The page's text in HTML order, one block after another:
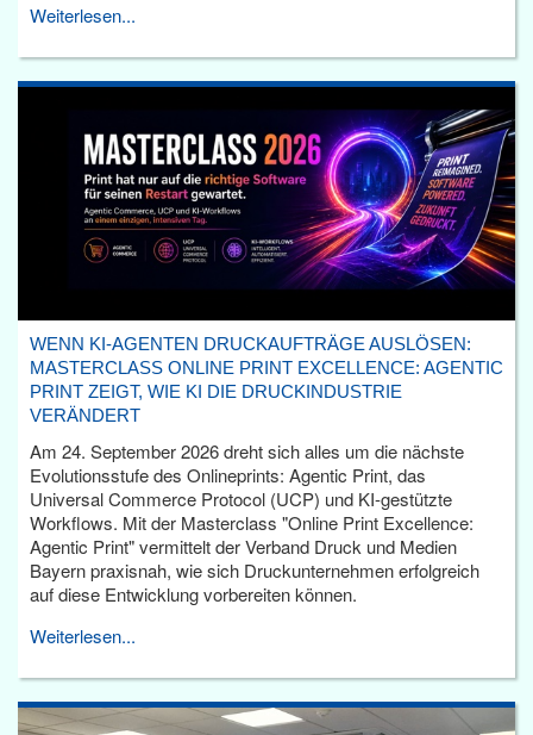
Weiterlesen...
WENN KI-AGENTEN DRUCKAUFTRÄGE AUSLÖSEN:
MASTERCLASS ONLINE PRINT EXCELLENCE: AGENTIC
PRINT ZEIGT, WIE KI DIE DRUCKINDUSTRIE
VERÄNDERT
Am 24. September 2026 dreht sich alles um die nächste
Evolutionsstufe des Onlineprints: Agentic Print, das
Universal Commerce Protocol (UCP) und KI-gestützte
Workflows. Mit der Masterclass "Online Print Excellence:
Agentic Print" vermittelt der Verband Druck und Medien
Bayern praxisnah, wie sich Druckunternehmen erfolgreich
auf diese Entwicklung vorbereiten können.
Weiterlesen...